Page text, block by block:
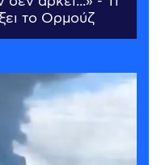
το Ορμούζ